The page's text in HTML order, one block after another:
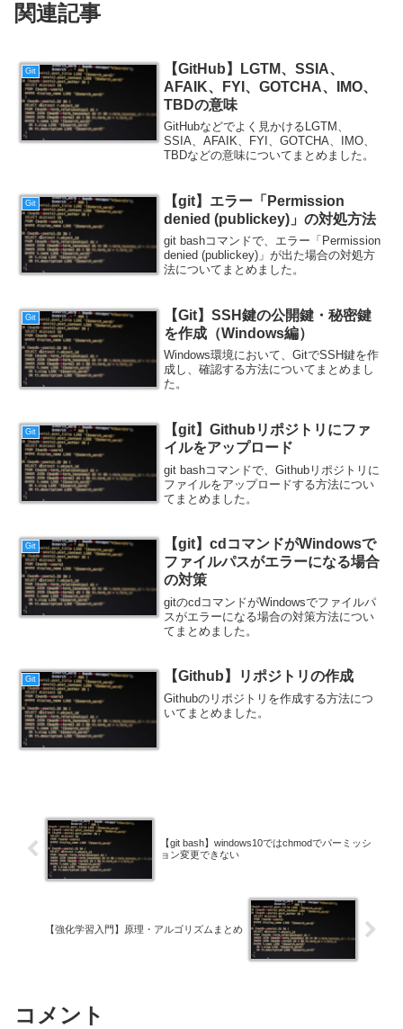
関連記事
Git
【GitHub】LGTM、SSIA、
AFAIK、FYI、GOTCHA、IMO、
TBDの意味
GitHubなどでよく見かけるLGTM、
SSIA、AFAIK、FYI、GOTCHA、IMO、
TBDなどの意味についてまとめました。
Git
【git】エラー「Permission
denied (publickey)」の対処方法
git bashコマンドで、エラー「Permission
denied (publickey)」が出た場合の対処方
法についてまとめました。
Git
【Git】SSH鍵の公開鍵・秘密鍵
を作成（Windows編）
Windows環境において、GitでSSH鍵を作
成し、確認する方法についてまとめまし
た。
Git
【git】Githubリポジトリにファ
イルをアップロード
git bashコマンドで、Githubリポジトリに
ファイルをアップロードする方法につい
てまとめました。
Git
【git】cdコマンドがWindowsで
ファイルパスがエラーになる場合
の対策
gitのcdコマンドがWindowsでファイルパ
スがエラーになる場合の対策方法につい
てまとめました。
Git 【Github】リポジトリの作成
Githubのリポジトリを作成する方法につ
いてまとめました。
【git bash】windows10ではchmodでパーミッシ
ョン変更できない
【強化学習入門】原理・アルゴリズムまとめ
コメント